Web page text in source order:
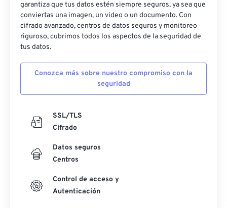
garantiza que tus datos estén siempre seguros, ya sea que
conviertas una imagen, un video o un documento. Con
cifrado avanzado, centros de datos seguros y monitoreo
riguroso, cubrimos todos los aspectos de la seguridad de
tus datos.
Conozca más sobre nuestro compromiso con la
seguridad
SSL/TLS
Cifrado
Datos seguros
Centros
Control de acceso y
Autenticación